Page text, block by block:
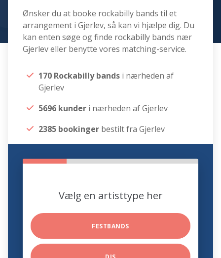
Ønsker du at booke rockabilly bands til et
arrangement i Gjerlev, så kan vi hjælpe dig. Du
kan enten søge og finde rockabilly bands nær
Gjerlev eller benytte vores matching-service.
170 Rockabilly bands i nærheden af
Gjerlev
5696 kunder i nærheden af Gjerlev
2385 bookinger bestilt fra Gjerlev
Vælg en artisttype her
FESTBANDS